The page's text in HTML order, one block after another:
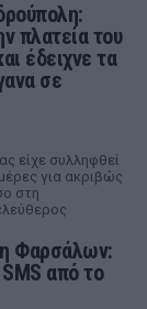
πλατεία του
έδειχνε τα
σε
είχε συλληφθεί
για ακριβώς
στη
Φαρσάλων:
από το